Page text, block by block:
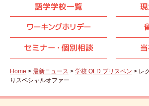
語学学校一覧
ワーキングホリデー
セミナー・ 個別相談
Home > 最新ニュース > 学校 QLD ブリスベン > レ
りスペシャルオファー